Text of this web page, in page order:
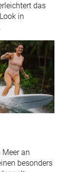
das
in
an
besonders